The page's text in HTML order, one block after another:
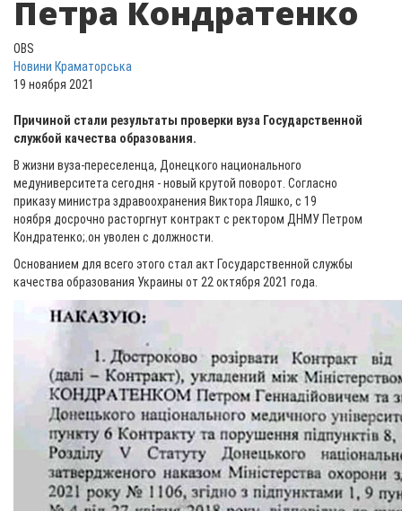
Петра Кондратенко
OBS
Новини Краматорська
19 ноября 2021
Причиной стали результаты проверки вуза Государственной
службой качества образования.
В жизни вуза-переселенца, Донецкого национального
медуниверситета сегодня - новый крутой поворот. Согласно
приказу министра здравоохранения Виктора Ляшко, с 19
ноября досрочно расторгнут контракт с ректором ДНМУ Петром
Кондратенко;.он уволен с должности.
Основанием для всего этого стал акт Государственной службы
качества образования Украины от 22 октября 2021 года.